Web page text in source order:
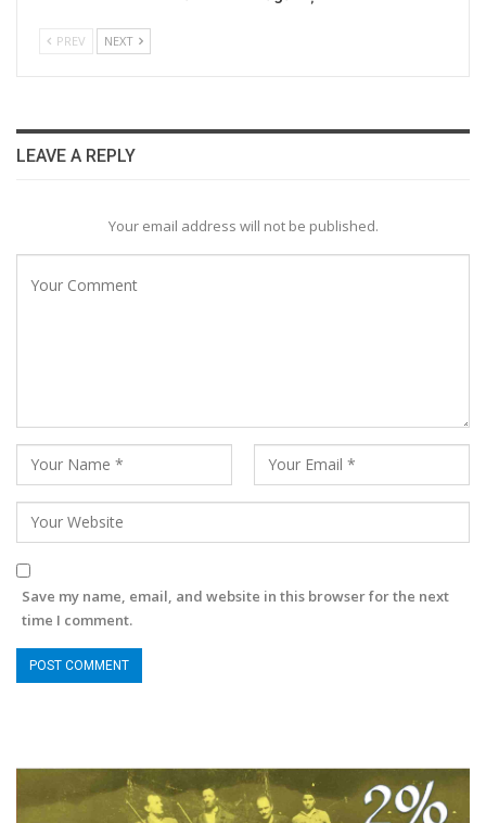
PREV NEXT
LEAVE A REPLY
Your email address will not be published.
Save my name, email, and website in this browser for the next
time I comment.